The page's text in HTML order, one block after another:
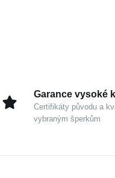
Garance vysoké
Certifikáty původu a
vybraným šperkům